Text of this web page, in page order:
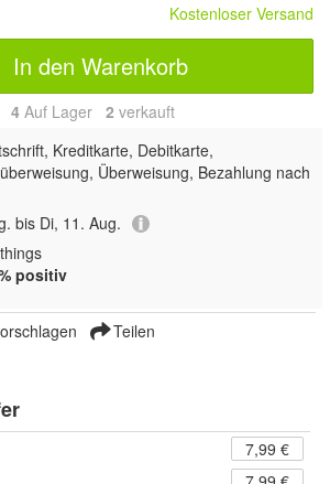
Kostenloser Versand
In den Warenkorb
4 Auf Lager 2 verkauft
Kreditkarte, Debitkarte,
Überweisung, Bezahlung nach
bis Di, 11. Aug.
positiv
Teilen
7,99 €